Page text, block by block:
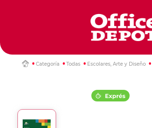
Categoría Todas Escolares, Arte y Diseño